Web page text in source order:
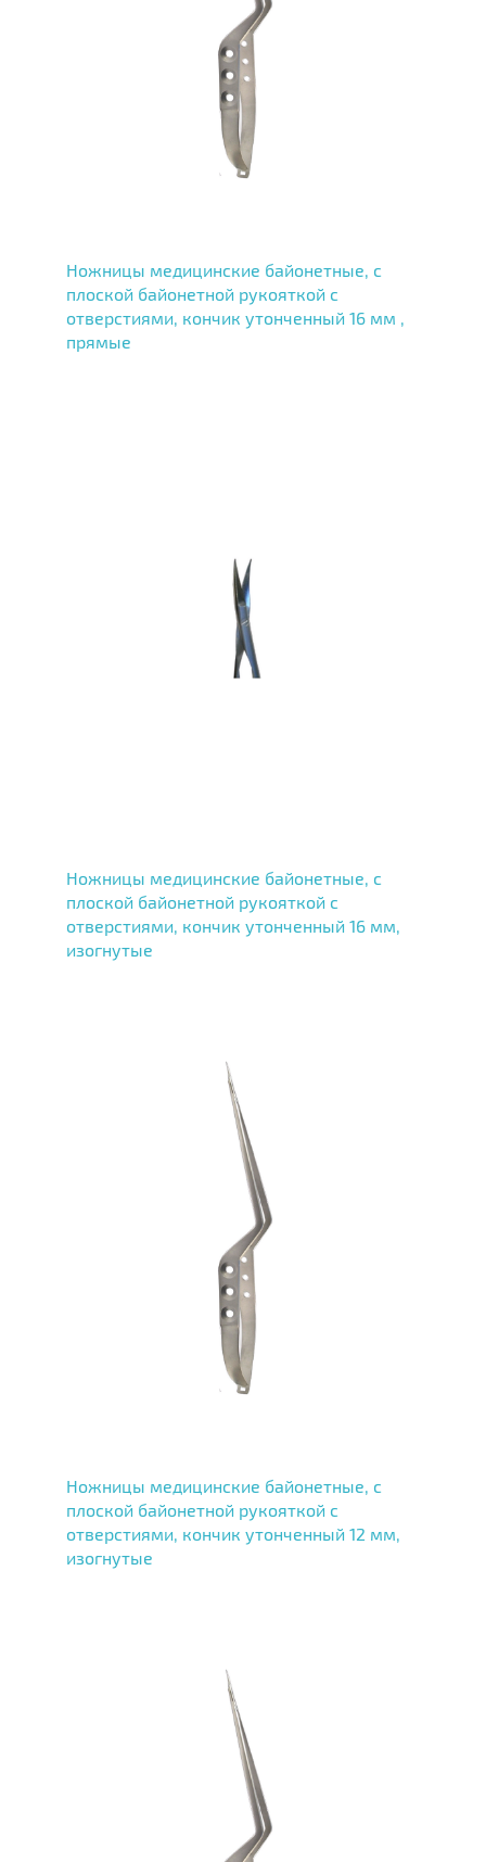
Ножницы медицинские байонетные, с
плоской байонетной рукояткой с
отверстиями, кончик утонченный 16 мм ,
прямые
Ножницы медицинские байонетные, с
плоской байонетной рукояткой с
отверстиями, кончик утонченный 16 мм,
изогнутые
Ножницы медицинские байонетные, с
плоской байонетной рукояткой с
отверстиями, кончик утонченный 12 мм,
изогнутые